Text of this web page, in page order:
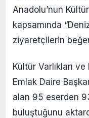
Anadolu’nun
kapsamında
ziyaretçilerin
Kültür Varlıkları
Emlak Daire
alan 95 eserden
buluştuğunu